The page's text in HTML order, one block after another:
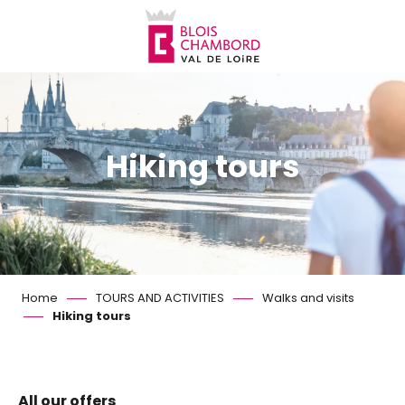
principal
Hiking tours
Home TOURS AND ACTIVITIES
Walks and visits
Hiking tours